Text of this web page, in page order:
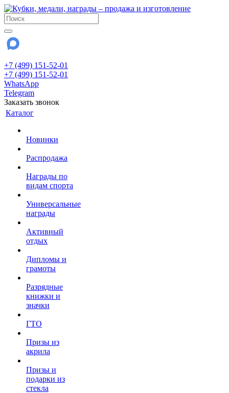
+7 (499) 151-52-01
+7 (499) 151-52-01
WhatsApp
Telegram
Заказать звонок
Каталог
Новинки
Распродажа
Награды по
видам спорта
Универсальные
награды
Активный
отдых
Дипломы и
грамоты
Разрядные
книжки и
значки
ГТО
Призы из
акрила
Призы и
подарки из
стекла